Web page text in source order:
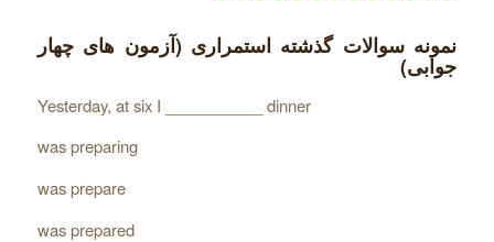
نمونه سوالات گذشته استمراری (آزمون های چهار
جوابی)
Yesterday, at six I ___________ dinner
was preparing
was prepare
was prepared